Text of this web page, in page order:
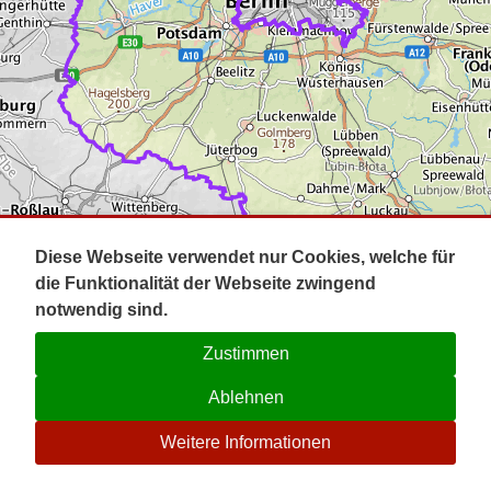
Impressum
Kontakt
☉
Diese Webseite verwendet nur Cookies, welche für
die Funktionalität der Webseite zwingend
notwendig sind.
Zustimmen
Ablehnen
Weitere Informationen